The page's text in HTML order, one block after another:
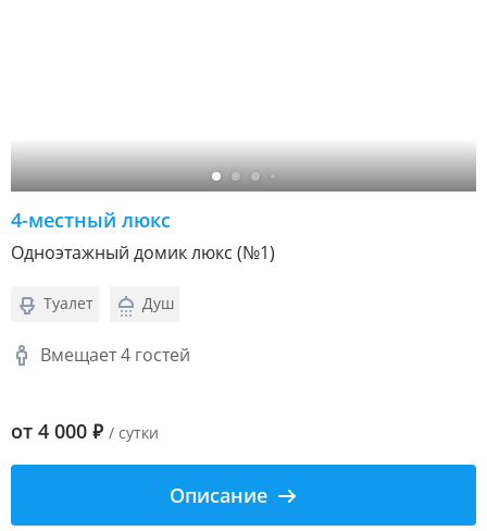
4-местный люкс
Одноэтажный домик люкс (№1)
Туалет Душ
Вмещает 4 гостей
от 4 000 ₽ / сутки
Описание